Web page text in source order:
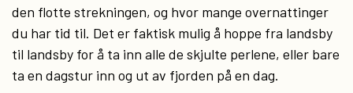
den flotte strekningen, og hvor mange overnattinger
du har tid til. Det er faktisk mulig å hoppe fra landsby
til landsby for å ta inn alle de skjulte perlene, eller bare
ta en dagstur inn og ut av fjorden på en dag.